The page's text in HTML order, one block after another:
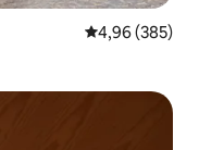
Évaluation
4,96 (385)